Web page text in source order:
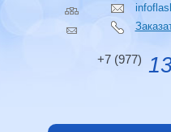
+7 (977)